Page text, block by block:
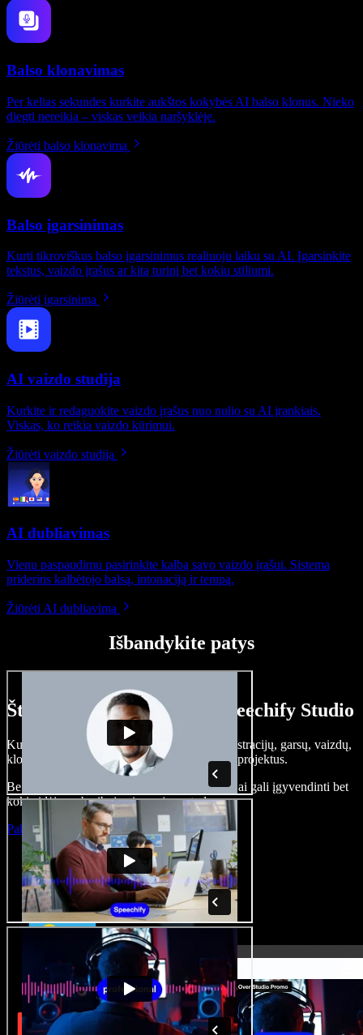
Balso klonavimas
Per kelias sekundes kurkite aukštos kokybės AI balso klonus. Nieko
diegti nereikia – viskas veikia naršyklėje.
Žiūrėti balso klonavimą
Balso įgarsinimas
Kurti tikroviškus balso įgarsinimus realiuoju laiku su AI. Įgarsinkite
tekstus, vaizdo įrašus ar kitą turinį bet kokiu stiliumi.
Žiūrėti įgarsinimą
AI vaizdo studija
Kurkite ir redaguokite vaizdo įrašus nuo nulio su AI įrankiais.
Viskas, ko reikia vaizdo kūrimui.
Žiūrėti vaizdo studiją
AI dubliavimas
Vienu paspaudimu pasirinkite kalbą savo vaizdo įrašui. Sistema
priderins kalbėtojo balsą, intonaciją ir tempą.
Žiūrėti AI dubliavimą
Išbandykite patys
Štai ką galite nuveikti su Speechify Studio
Kurkite įgarsinimus, pridėkite nemokamų iliustracijų, garsų, vaizdų,
klonuokite balsą – kurkite pilnus, įspūdingus projektus.
Be jokių mokymų ir viskas naršyklėje – kūrėjai gali įgyvendinti bet
kokią idėją, neberibojami senųjų metodų.
Paleisti studiją